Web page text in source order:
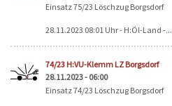
Einsatz 75/23 Löschzug Borgsdorf
28.11.2023 08:01 Uhr - H:Öl-Land -...
74/23 H:VU-Klemm LZ Borgsdorf
28.11.2023 - 06:00
Einsatz 74/23 Löschzug Borgsdorf